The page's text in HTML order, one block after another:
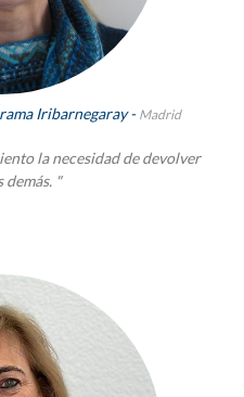
Iribarnegaray - Madrid
la necesidad de devolver
demás. "